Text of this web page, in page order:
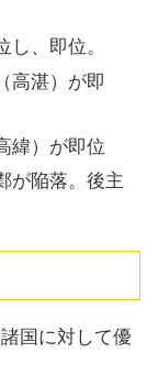
、即位。
高湛）が即
緯）が即位
が陥落。後主
国に対して優